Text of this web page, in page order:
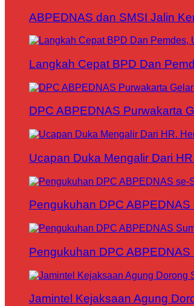
ABPEDNAS dan SMSI Jalin
Langkah Cepat BPD Dan
DPC ABPEDNAS Purwakarta
Ucapan Duka Mengalir Dari
Pengukuhan DPC
Pengukuhan DPC
Jamintel Kejaksaan Agung